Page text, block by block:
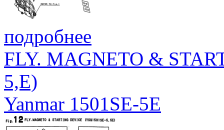
подробнее
FLY. MAGNETO &
5,E)
Yanmar 1501SE-5E